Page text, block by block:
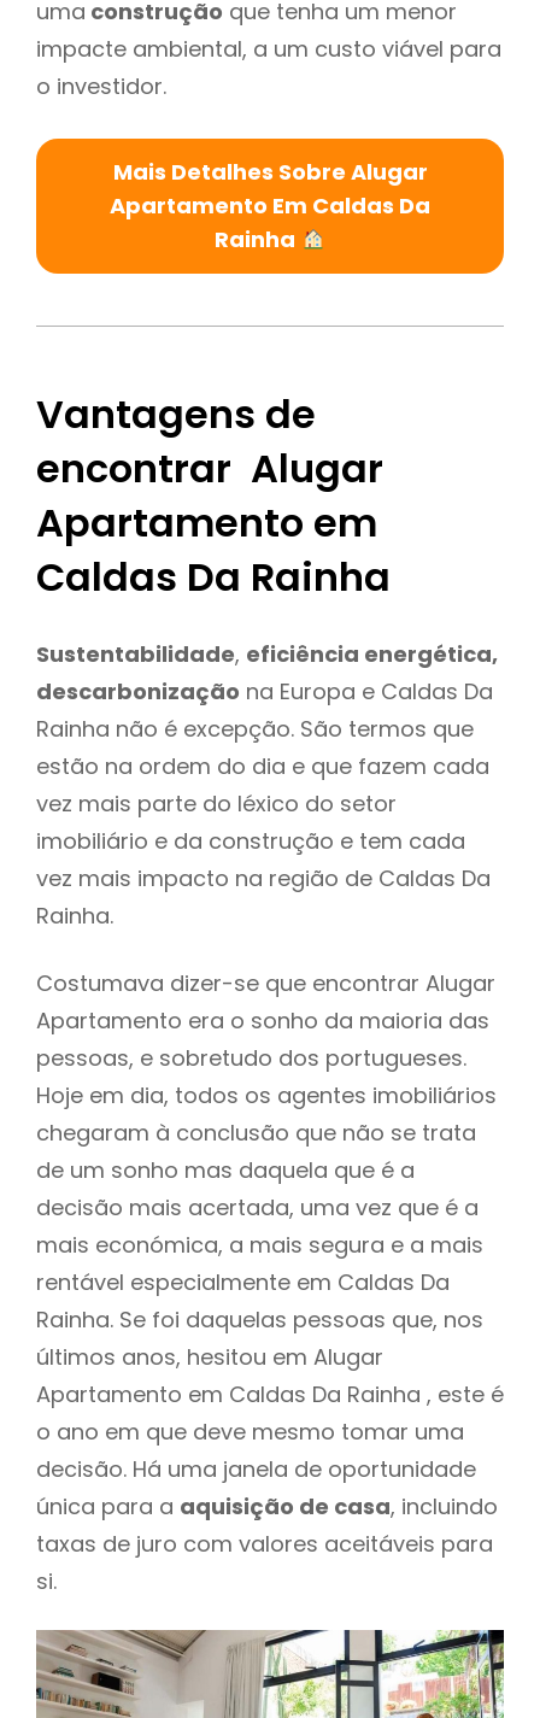
uma construção que tenha um menor
impacte ambiental, a um custo viável para
o investidor.
Mais Detalhes Sobre Alugar
Apartamento Em Caldas Da
Rainha
Vantagens de
encontrar Alugar
Apartamento em
Caldas Da Rainha
Sustentabilidade, eficiência energética,
descarbonização na Europa e Caldas Da
Rainha não é excepção. São termos que
estão na ordem do dia e que fazem cada
vez mais parte do léxico do setor
imobiliário e da construção e tem cada
vez mais impacto na região de Caldas Da
Rainha.
Costumava dizer-se que encontrar Alugar
Apartamento era o sonho da maioria das
pessoas, e sobretudo dos portugueses.
Hoje em dia, todos os agentes imobiliários
chegaram à conclusão que não se trata
de um sonho mas daquela que é a
decisão mais acertada, uma vez que é a
mais económica, a mais segura e a mais
rentável especialmente em Caldas Da
Rainha. Se foi daquelas pessoas que, nos
últimos anos, hesitou em Alugar
Apartamento em Caldas Da Rainha , este é
o ano em que deve mesmo tomar uma
decisão. Há uma janela de oportunidade
única para a aquisição de casa, incluindo
taxas de juro com valores aceitáveis para
si.